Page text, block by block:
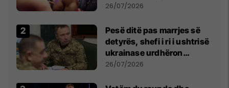
26/07/2026
Pesë ditë pas marrjes së
detyrës, shefi i ri i ushtrisë
ukrainase urdhëron
kontroll të madh
26/07/2026